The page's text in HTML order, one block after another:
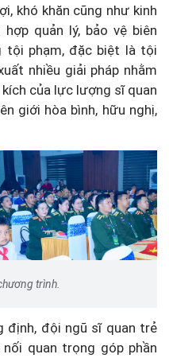
khó khăn cũng như kinh
quản lý, bảo vệ biên
tội phạm, đặc biệt là tội
nhiều giải pháp nhằm
của lực lượng sĩ quan
giới hòa bình, hữu nghị,
trình.
định, đội ngũ sĩ quan trẻ
quan trọng góp phần